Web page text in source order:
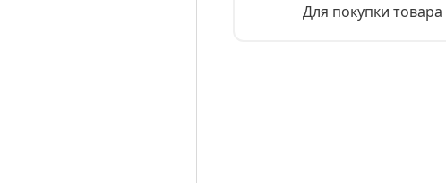
Для покупки